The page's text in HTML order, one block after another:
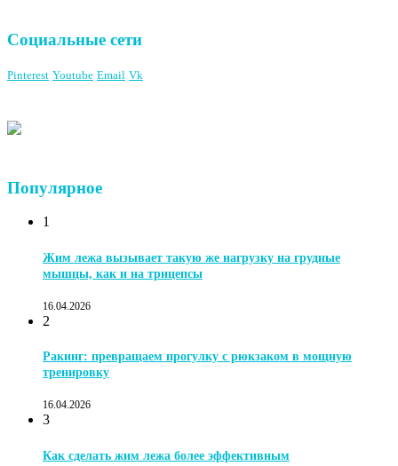
Социальные сети
Pinterest Youtube Email Vk
Популярное
1
Жим лежа вызывает такую же нагрузку на грудные
мышцы, как и на трицепсы
16.04.2026
2
Ракинг: превращаем прогулку с рюкзаком в мощную
тренировку
16.04.2026
3
Как сделать жим лежа более эффективным